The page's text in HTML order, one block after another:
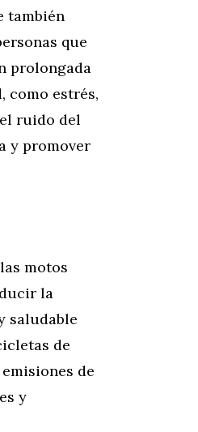
también
que
prolongada
como estrés,
ruido del
y promover
motos
la
saludable
de
de
y